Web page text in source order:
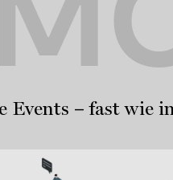
Events – fast wie